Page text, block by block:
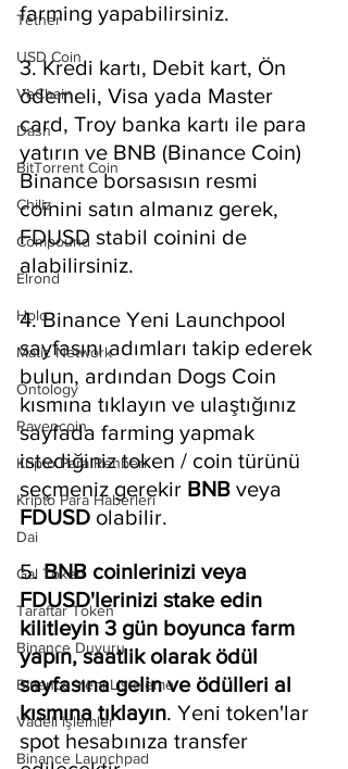
Tether
USD Coin
VeChain
Dash
BitTorrent Coin
Chiliz
Compound
Elrond
Holo
Matic Network
Ontology
Ravencoin
Kripto Para Rehberi
Kripto Para Haberleri
Dai
Gal Token
Taraftar Token
Binance Duyuru
Binance Yeni Listeleme
Vadeli işlemler
Binance Launchpad
farming yapabilirsiniz.
3. Kredi kartı, Debit kart, Ön
ödemeli, Visa yada Master
card, Troy banka kartı ile para
yatırın ve BNB (Binance Coin)
Binance borsasısın resmi
coinini satın almanız gerek,
FDUSD stabil coinini de
alabilirsiniz.
4. Binance Yeni Launchpool
sayfasını adımları takip ederek
bulun, ardından Dogs Coin
kısmına tıklayın ve ulaştığınız
sayfada farming yapmak
istediğiniz token / coin türünü
seçmeniz gerekir BNB veya
FDUSD olabilir.
5. BNB coinlerinizi veya
FDUSD'lerinizi stake edin
kilitleyin 3 gün boyunca farm
yapın, saatlik olarak ödül
sayfasına gelin ve ödülleri al
kısmına tıklayın. Yeni token'lar
spot hesabınıza transfer